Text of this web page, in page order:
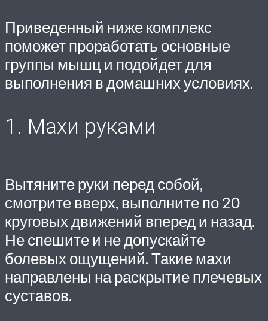
Приведенный ниже комплекс
поможет проработать основные
группы мышц и подойдет для
выполнения в домашних условиях.
1. Махи руками
Вытяните руки перед собой,
смотрите вверх, выполните по 20
круговых движений вперед и назад.
Не спешите и не допускайте
болевых ощущений. Такие махи
направлены на раскрытие плечевых
суставов.